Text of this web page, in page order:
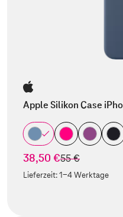
Apple Silikon Case
38,50 €statt
55 €
Lieferzeit:1-4 Werktage